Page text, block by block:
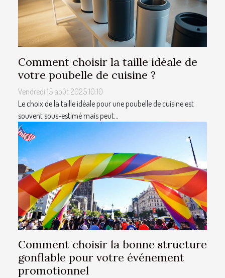
Comment choisir la taille idéale de
votre poubelle de cuisine ?
Vendredi 15 août 2025 10:10
Le choix de la taille idéale pour une poubelle de cuisine est
souvent sous-estimé mais peut...
Comment choisir la bonne structure
gonflable pour votre événement
promotionnel